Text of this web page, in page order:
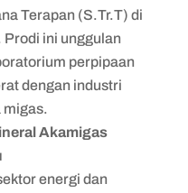
Terapan (S.Tr.T) di
Prodi ini unggulan
perpipaan
dengan industri
migas.
Akamigas
energi dan